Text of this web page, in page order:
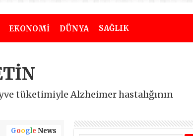
EKONOMİ DÜNYA SAĞLIK
tüketimiyle Alzheimer hastalığının
Google News